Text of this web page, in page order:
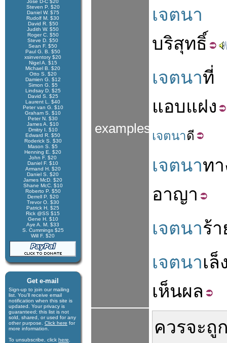
Jose D-C $20
Steven P. $20
Daniel W. $75
Rudolf M. $30
David R. $50
Judith W. $50
Roger C. $50
Steve D. $50
Sean F. $50
Paul G. B. $50
xsinventory $20
Nigel A. $15
Michael B. $20
Otto S. $20
Damien G. $12
Simon G. $5
Lindsay D. $25
David S. $25
Laurent L. $40
Peter van G. $10
Graham S. $10
Peter N. $30
James A. $10
Dmitry I. $10
Edward R. $50
Roderick S. $30
Mason S. $5
Henning E. $20
John F. $20
Daniel F. $10
Armand H. $20
Daniel S. $20
James McD. $20
Shane McC. $10
Roberto P. $50
Derrell P. $20
Trevor O. $30
Patrick H. $25
Rick @SS $15
Gene H. $10
Aye A. M. $33
S. Cummings $25
Will F. $20
Get e-mail
Sign-up to join our mail­ing
list. You'll receive e­mail
notification when this site is
updated. Your privacy is
guaran­teed; this list is not
sold, shared, or used for any
other purpose. Click here for
more infor­mation.
To unsubscribe, click here
examples
เจตนา
บริสุทธิ์
เจตนาที่
แอบแฝง
เจตนาดี
เจตนาทา
อาญา
เจตนาร้
เจตนาเล็
เห็นผล
ควรจะถู